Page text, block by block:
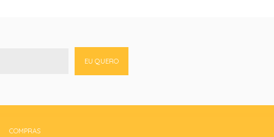
EU QUERO
COMPRAS